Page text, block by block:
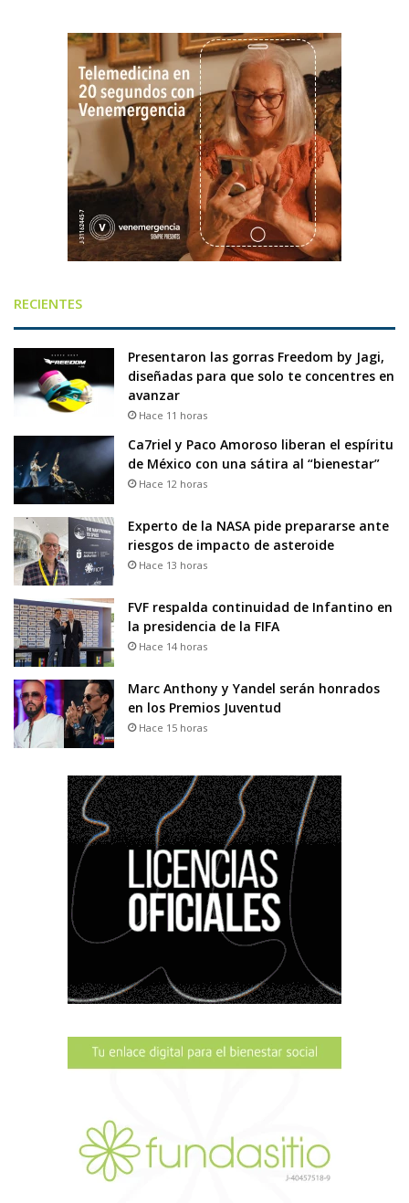
RECIENTES
Presentaron las gorras Freedom by Jagi,
diseñadas para que solo te concentres en
avanzar
Hace 11 horas
Ca7riel y Paco Amoroso liberan el espíritu
de México con una sátira al “bienestar”
Hace 12 horas
Experto de la NASA pide prepararse ante
riesgos de impacto de asteroide
Hace 13 horas
FVF respalda continuidad de Infantino en
la presidencia de la FIFA
Hace 14 horas
Marc Anthony y Yandel serán honrados
en los Premios Juventud
Hace 15 horas